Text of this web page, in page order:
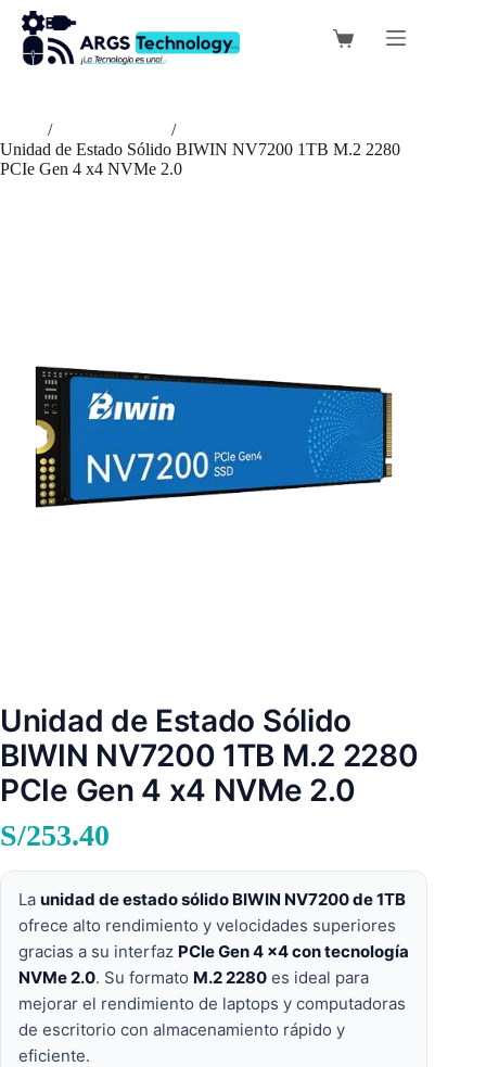
Saltar
contenido
Carro
/
/
Unidad de Estado Sólido BIWIN NV7200 1TB M.2 2280
PCIe Gen 4 x4 NVMe 2.0
Unidad de Estado Sólido
BIWIN NV7200 1TB M.2 2280
PCIe Gen 4 x4 NVMe 2.0
S/253.40
La unidad de estado sólido BIWIN NV7200 de 1TB
ofrece alto rendimiento y velocidades superiores
gracias a su interfaz PCIe Gen 4 x4 con tecnología
NVMe 2.0. Su formato M.2 2280 es ideal para
mejorar el rendimiento de laptops y computadoras
de escritorio con almacenamiento rápido y
eficiente.